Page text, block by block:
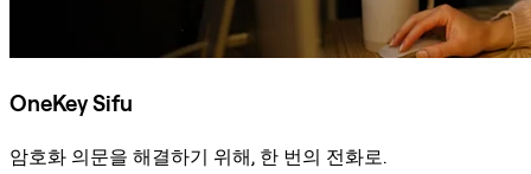
OneKey Sifu
암호화 의문을 해결하기 위해, 한 번의 전화로.